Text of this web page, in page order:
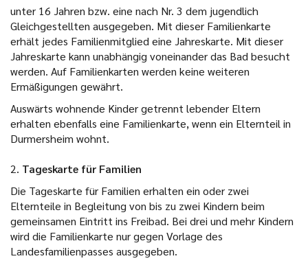
unter 16 Jahren bzw. eine nach Nr. 3 dem jugendlich
Gleichgestellten ausgegeben. Mit dieser Familienkarte
erhält jedes Familienmitglied eine Jahreskarte. Mit dieser
Jahreskarte kann unabhängig voneinander das Bad besucht
werden. Auf Familienkarten werden keine weiteren
Ermäßigungen gewährt.
Auswärts wohnende Kinder getrennt lebender Eltern
erhalten ebenfalls eine Familienkarte, wenn ein Elternteil in
Durmersheim wohnt.
2. Tageskarte für Familien
Die Tageskarte für Familien erhalten ein oder zwei
Elternteile in Begleitung von bis zu zwei Kindern beim
gemeinsamen Eintritt ins Freibad. Bei drei und mehr Kindern
wird die Familienkarte nur gegen Vorlage des
Landesfamilienpasses ausgegeben.